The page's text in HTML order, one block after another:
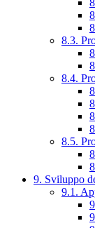
8.3.
8.4.
8.5.
9. Sviluppo
9.1.